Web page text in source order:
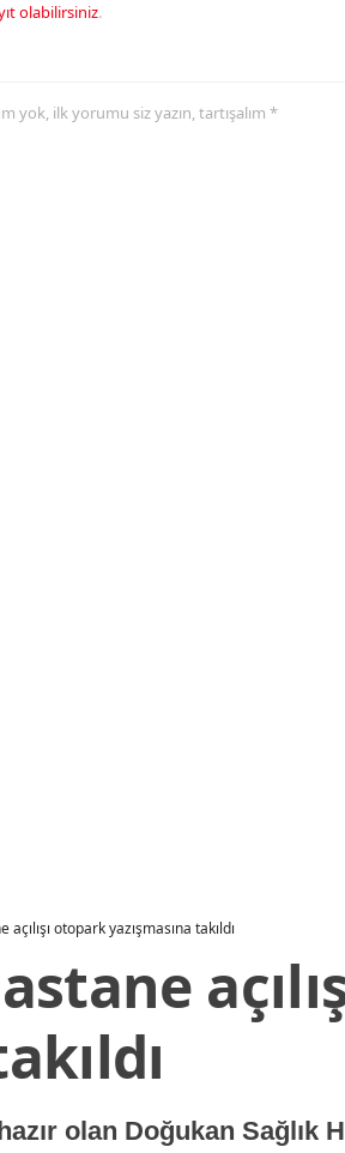
olabilirsiniz.
yok, ilk yorumu siz yazın, tartışalım *
otopark yazışmasına takıldı
olan Doğukan